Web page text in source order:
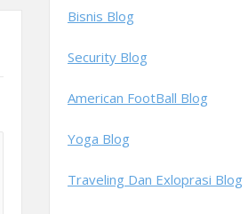
Bisnis Blog
Security Blog
American FootBall Blog
Yoga Blog
Traveling Dan Exloprasi Blog